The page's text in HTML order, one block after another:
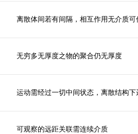
离散体间若有间隔，相互作用无介质可
无穷多无厚度之物的聚合仍无厚度
运动需经过一切中间状态，离散结构下
可观察的远距关联需连续介质